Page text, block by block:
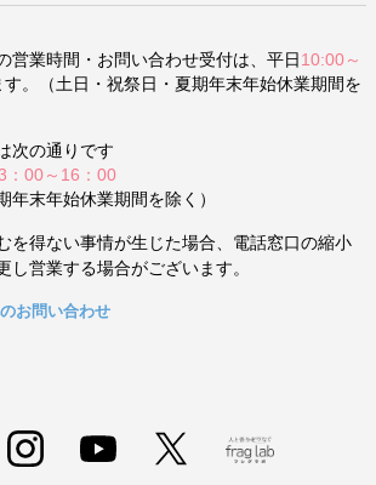
営業時間・お問い合わせ受付は、平日 10:00～
す。（土日・祝祭日・夏期年末年始休業期間を
次の通りです
00～16：00
年末年始休業期間を除く）
を得ない事情が生じた場合、電話窓口の縮小
し営業する場合がございます。
お問い合わせ